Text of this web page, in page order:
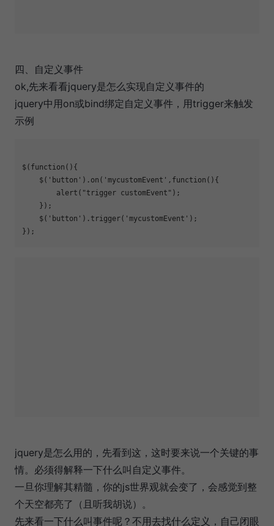
四、自定义事件
ok,先来看看jquery是怎么实现自定义事件的
jquery中用on或bind绑定自定义事件，用trigger来触发
示例
$(function(){
    $('button').on('mycustomEvent',function(){
        alert("trigger customEvent");
    });
    $('button').trigger('mycustomEvent');
jquery是怎么用的，先看到这，这时要来说一个关键的事
情。必须得解释一下什么叫自定义事件。
一旦你理解其精髓，你的js世界观就会变了，会感觉到整
个天空都亮了（且听我胡说）。
先来看一下什么叫事件呢？不用去找什么定义，自己闭眼